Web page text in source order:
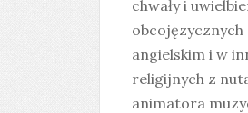
chwały i
angielskim i w
religijnych z
animatora